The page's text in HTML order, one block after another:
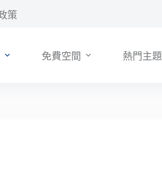
策
免費空間 熱門主題